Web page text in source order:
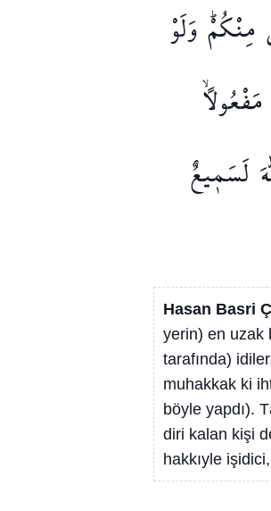
مِنْكُمْۜوَلَوْ
مَفْعُولًاۙ
لَسَم۪يعٌ
Hasan Basri
yerin) en uzak
tarafında)
muhakkak ki
böyle yapdı).
diri kalan kişi
hakkıyle